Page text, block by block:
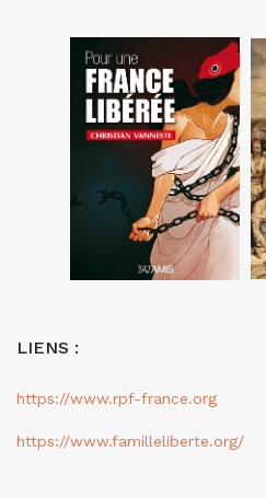
LIENS :
https://www.rpf-france.org
https://www.familleliberte.org/